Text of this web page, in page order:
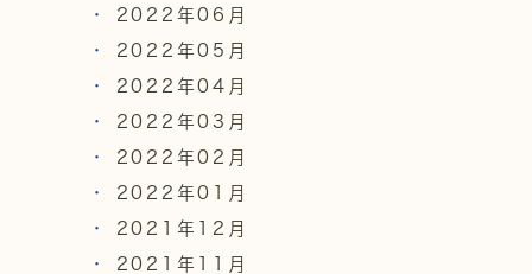
2022年06月
2022年05月
2022年04月
2022年03月
2022年02月
2022年01月
2021年12月
2021年11月